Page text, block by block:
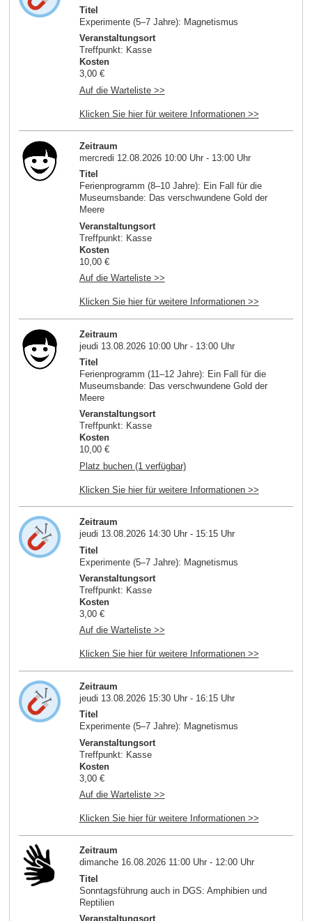
Titel
Experimente (5–7 Jahre): Magnetismus
Veranstaltungsort
Treffpunkt: Kasse
Kosten
3,00 €
Auf die Warteliste >>
Klicken Sie hier für weitere Informationen >>
Zeitraum
mercredi 12.08.2026 10:00 Uhr - 13:00 Uhr
Titel
Ferienprogramm (8–10 Jahre): Ein Fall für die
Museumsbande: Das verschwundene Gold der
Meere
Veranstaltungsort
Treffpunkt: Kasse
Kosten
10,00 €
Auf die Warteliste >>
Klicken Sie hier für weitere Informationen >>
Zeitraum
jeudi 13.08.2026 10:00 Uhr - 13:00 Uhr
Titel
Ferienprogramm (11–12 Jahre): Ein Fall für die
Museumsbande: Das verschwundene Gold der
Meere
Veranstaltungsort
Treffpunkt: Kasse
Kosten
10,00 €
Platz buchen (1 verfügbar)
Klicken Sie hier für weitere Informationen >>
Zeitraum
jeudi 13.08.2026 14:30 Uhr - 15:15 Uhr
Titel
Experimente (5–7 Jahre): Magnetismus
Veranstaltungsort
Treffpunkt: Kasse
Kosten
3,00 €
Auf die Warteliste >>
Klicken Sie hier für weitere Informationen >>
Zeitraum
jeudi 13.08.2026 15:30 Uhr - 16:15 Uhr
Titel
Experimente (5–7 Jahre): Magnetismus
Veranstaltungsort
Treffpunkt: Kasse
Kosten
3,00 €
Auf die Warteliste >>
Klicken Sie hier für weitere Informationen >>
Zeitraum
dimanche 16.08.2026 11:00 Uhr - 12:00 Uhr
Titel
Sonntagsführung auch in DGS: Amphibien und
Reptilien
Veranstaltungsort